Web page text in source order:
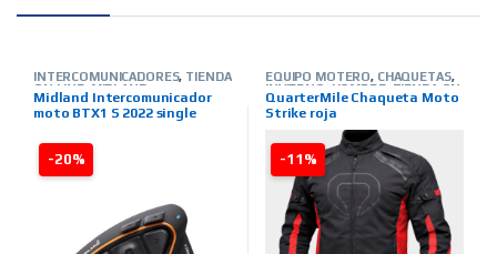
-20%
INTERCOMUNICADORES, TIENDA
ON LINE MIDLAND
Midland Intercomunicador
moto BTX1 S 2022 single
-11%
EQUIPO MOTERO, CHAQUETAS,
INVIERNO
HOMBRE, TIENDA ON
LINE,MARCAS ,QUARTER MILE
QuarterMile Chaqueta Moto
Strike roja